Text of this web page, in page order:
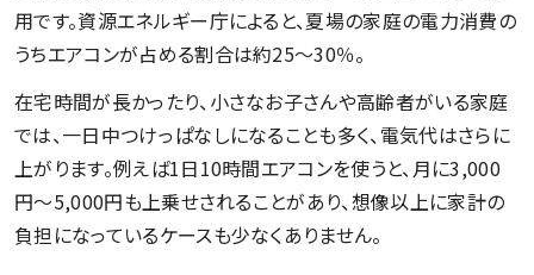
用です。資源エネルギー庁によると、夏場の家庭の電力消費の
うちエアコンが占める割合は約25〜30％。
在宅時間が長かったり、小さなお子さんや高齢者がいる家庭
では、一日中つけっぱなしになることも多く、電気代はさらに
上がります。例えば1日10時間エアコンを使うと、月に3,000
円〜5,000円も上乗せされることがあり、想像以上に家計の
負担になっているケースも少なくありません。